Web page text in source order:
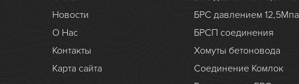
Новости
О Нас
Контакты
Карта сайта
БРС давлением 12,5Мпа
БРСП соединения
Хомуты бетоновода
Соединение Комлок